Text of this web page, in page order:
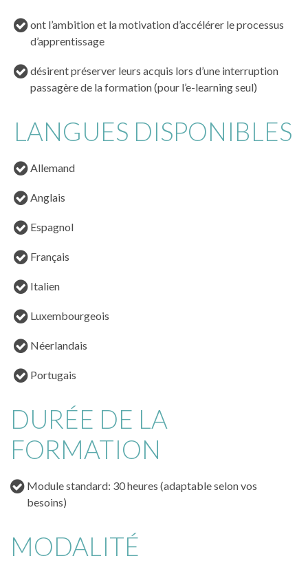
ont l’ambition et la motivation d’accélérer le processus
d’apprentissage
désirent préserver leurs acquis lors d’une interruption
passagère de la formation (pour l’e-learning seul)
LANGUES DISPONIBLES
Allemand
Anglais
Espagnol
Français
Italien
Luxembourgeois
Néerlandais
Portugais
DURÉE DE LA
FORMATION
Module standard: 30 heures (adaptable selon vos
besoins)
MODALITÉ